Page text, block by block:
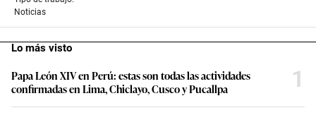
Noticias
Lo más visto
Papa León XIV en Perú: estas son todas las actividades
confirmadas en Lima, Chiclayo, Cusco y Pucallpa
1